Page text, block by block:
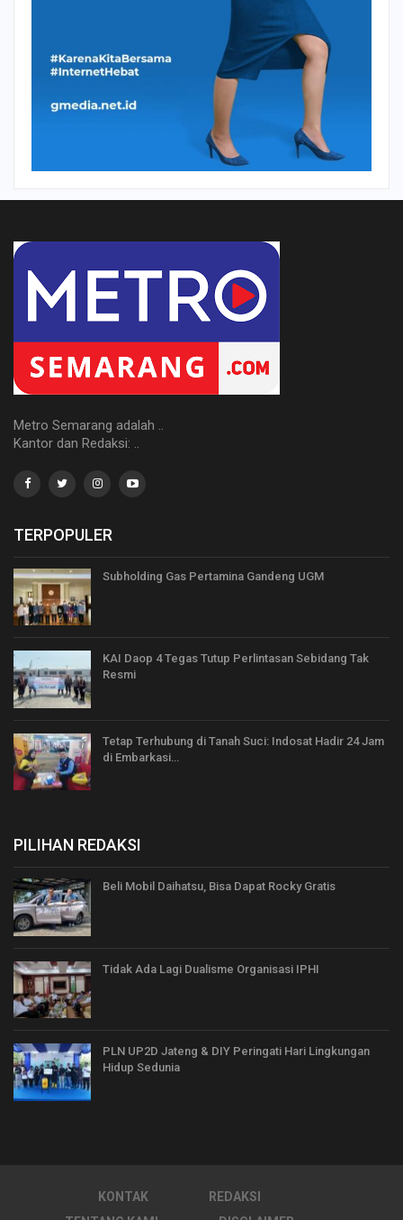
Metro Semarang adalah ..
Kantor dan Redaksi: ..
TERPOPULER
Subholding Gas Pertamina Gandeng UGM
KAI Daop 4 Tegas Tutup Perlintasan Sebidang Tak
Resmi
Tetap Terhubung di Tanah Suci: Indosat Hadir 24 Jam
di Embarkasi…
PILIHAN REDAKSI
Beli Mobil Daihatsu, Bisa Dapat Rocky Gratis
Tidak Ada Lagi Dualisme Organisasi IPHI
PLN UP2D Jateng & DIY Peringati Hari Lingkungan
Hidup Sedunia
KONTAK
REDAKSI